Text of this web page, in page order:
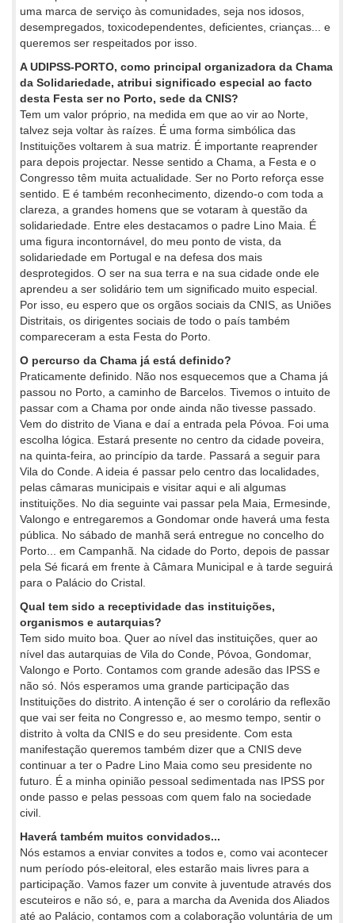
uma marca de serviço às comunidades, seja nos idosos,
desempregados, toxicodependentes, deficientes, crianças... e
queremos ser respeitados por isso.
A UDIPSS-PORTO, como principal organizadora da Chama
da Solidariedade, atribui significado especial ao facto
desta Festa ser no Porto, sede da CNIS?
Tem um valor próprio, na medida em que ao vir ao Norte,
talvez seja voltar às raízes. É uma forma simbólica das
Instituições voltarem à sua matriz. É importante reaprender
para depois projectar. Nesse sentido a Chama, a Festa e o
Congresso têm muita actualidade. Ser no Porto reforça esse
sentido. E é também reconhecimento, dizendo-o com toda a
clareza, a grandes homens que se votaram à questão da
solidariedade. Entre eles destacamos o padre Lino Maia. É
uma figura incontornável, do meu ponto de vista, da
solidariedade em Portugal e na defesa dos mais
desprotegidos. O ser na sua terra e na sua cidade onde ele
aprendeu a ser solidário tem um significado muito especial.
Por isso, eu espero que os orgãos sociais da CNIS, as Uniões
Distritais, os dirigentes sociais de todo o país também
compareceram a esta Festa do Porto.
O percurso da Chama já está definido?
Praticamente definido. Não nos esquecemos que a Chama já
passou no Porto, a caminho de Barcelos. Tivemos o intuito de
passar com a Chama por onde ainda não tivesse passado.
Vem do distrito de Viana e daí a entrada pela Póvoa. Foi uma
escolha lógica. Estará presente no centro da cidade poveira,
na quinta-feira, ao princípio da tarde. Passará a seguir para
Vila do Conde. A ideia é passar pelo centro das localidades,
pelas câmaras municipais e visitar aqui e ali algumas
instituições. No dia seguinte vai passar pela Maia, Ermesinde,
Valongo e entregaremos a Gondomar onde haverá uma festa
pública. No sábado de manhã será entregue no concelho do
Porto... em Campanhã. Na cidade do Porto, depois de passar
pela Sé ficará em frente à Câmara Municipal e à tarde seguirá
para o Palácio do Cristal.
Qual tem sido a receptividade das instituições,
organismos e autarquias?
Tem sido muito boa. Quer ao nível das instituições, quer ao
nível das autarquias de Vila do Conde, Póvoa, Gondomar,
Valongo e Porto. Contamos com grande adesão das IPSS e
não só. Nós esperamos uma grande participação das
Instituições do distrito. A intenção é ser o corolário da reflexão
que vai ser feita no Congresso e, ao mesmo tempo, sentir o
distrito à volta da CNIS e do seu presidente. Com esta
manifestação queremos também dizer que a CNIS deve
continuar a ter o Padre Lino Maia como seu presidente no
futuro. É a minha opinião pessoal sedimentada nas IPSS por
onde passo e pelas pessoas com quem falo na sociedade
civil.
Haverá também muitos convidados...
Nós estamos a enviar convites a todos e, como vai acontecer
num período pós-eleitoral, eles estarão mais livres para a
participação. Vamos fazer um convite à juventude através dos
escuteiros e não só, e, para a marcha da Avenida dos Aliados
até ao Palácio, contamos com a colaboração voluntária de um